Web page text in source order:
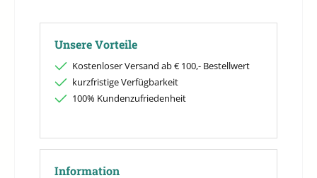
Unsere Vorteile
Kostenloser Versand ab € 100,- Bestellwert
kurzfristige Verfügbarkeit
100% Kundenzufriedenheit
Information